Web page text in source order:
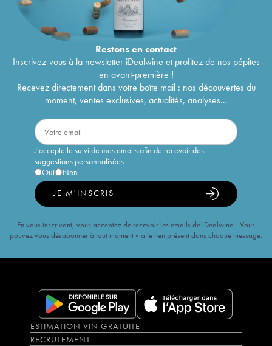
Restons encontact
Inscrivez-vous à la newsletter iDealwine et profitez de nos pépites
en avant-première !
Recevez directement dans votre boîte mail : nos découvertes du
moment, ventes exclusives, actualités, analyses...
J'accepte le suivi de mes emails afin de recevoir des
suggestions personnalisées
Oui
Non
JE M'INSCRIS
En vous inscrivant, vous acceptez de recevoir les emails de iDealwine. Vous
pouvez vous désabonner à tout moment via le lien présent dans chaque message.
ESTIMATION VIN GRATUITE
RECRUTEMENT